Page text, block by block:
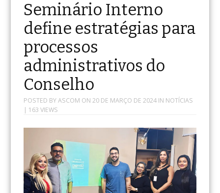
Seminário Interno
define estratégias para
processos
administrativos do
Conselho
POSTED BYASCOM ON 20 DE MARÇO DE 2024IN NOTÍCIAS
| 163 VIEWS